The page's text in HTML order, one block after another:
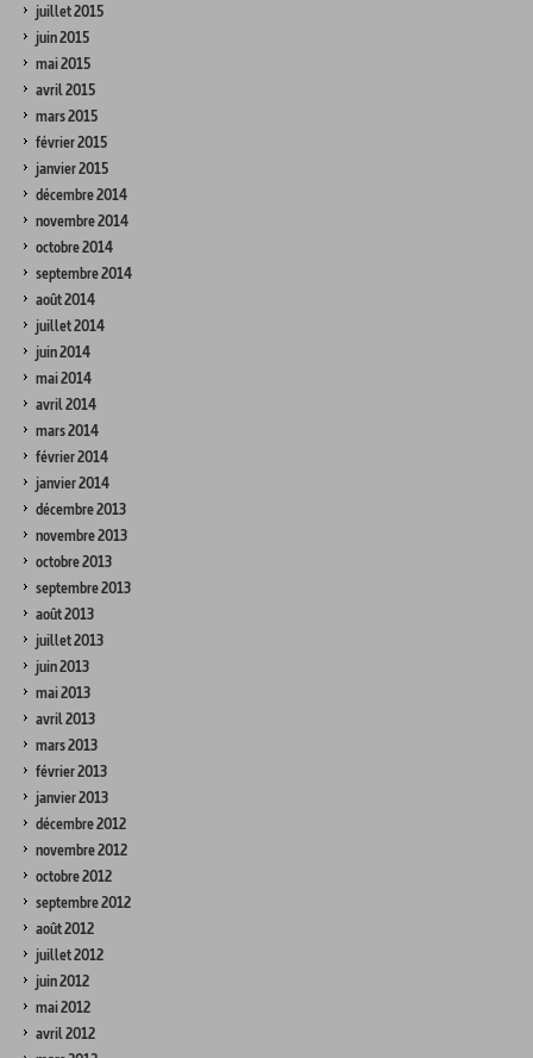
juillet 2015
juin 2015
mai 2015
avril 2015
mars 2015
février 2015
janvier 2015
décembre 2014
novembre 2014
octobre 2014
septembre 2014
août 2014
juillet 2014
juin 2014
mai 2014
avril 2014
mars 2014
février 2014
janvier 2014
décembre 2013
novembre 2013
octobre 2013
septembre 2013
août 2013
juillet 2013
juin 2013
mai 2013
avril 2013
mars 2013
février 2013
janvier 2013
décembre 2012
novembre 2012
octobre 2012
septembre 2012
août 2012
juillet 2012
juin 2012
mai 2012
avril 2012